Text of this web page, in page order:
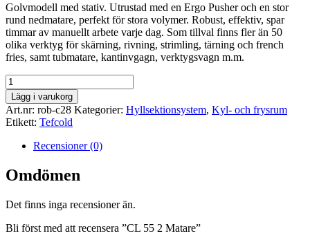
Golvmodell med stativ. Utrustad med en Ergo Pusher och en stor
rund nedmatare, perfekt för stora volymer. Robust, effektiv, spar
timmar av manuellt arbete varje dag. Som tillval finns fler än 50
olika verktyg för skärning, rivning, strimling, tärning och french
fries, samt tubmatare, kantinvgagn, verktygsvagn m.m.
CL
55
2
Matare
mängd
Lägg i varukorg
Art.nr: rob-c28 Kategorier: Hyllsektionsystem, Kyl- och frysrum
Etikett: Tefcold
Recensioner (0)
Omdömen
Det finns inga recensioner än.
Bli först med att recensera ”CL 55 2 Matare”